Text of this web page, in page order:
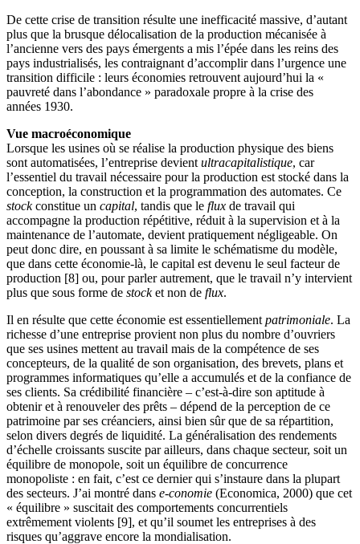
De cette crise de transition résulte une inefficacité massive, d’autant
plus que la brusque délocalisation de la production mécanisée à
l’ancienne vers des pays émergents a mis l’épée dans les reins des
pays industrialisés, les contraignant d’accomplir dans l’urgence une
transition difficile : leurs économies retrouvent aujourd’hui la «
pauvreté dans l’abondance » paradoxale propre à la crise des
années 1930.
Vue macroéconomique
Lorsque les usines où se réalise la production physique des biens
sont automatisées, l’entreprise devient ultracapitalistique, car
l’essentiel du travail nécessaire pour la production est stocké dans la
conception, la construction et la programmation des automates. Ce
stockconstitue un capital, tandis que le flux de travail qui
accompagne la production répétitive, réduit à la supervision et à la
maintenance de l’automate, devient pratiquement négligeable. On
peut donc dire, en poussant à sa limite le schématisme du modèle,
que dans cette économie-là, le capital est devenu le seul facteur de
production [8] ou, pour parler autrement, que le travail n’y intervient
plus que sous forme de stocket non de flux.
Il en résulte que cette économie est essentiellement patrimoniale. La
richesse d’une entreprise provient non plus du nombre d’ouvriers
que ses usines mettent au travail mais de la compétence de ses
concepteurs, de la qualité de son organisation, des brevets, plans et
programmes informatiques qu’elle a accumulés et de la confiance de
ses clients. Sa crédibilité financière – c’est-à-dire son aptitude à
obtenir et à renouveler des prêts – dépend de la perception de ce
patrimoine par ses créanciers, ainsi bien sûr que de sa répartition,
selon divers degrés de liquidité. La généralisation des rendements
d’échelle croissants suscite par ailleurs, dans chaque secteur, soit un
équilibre de monopole, soit un équilibre de concurrence
monopoliste : en fait, c’est ce dernier qui s’instaure dans la plupart
des secteurs. J’ai montré dans e-conomie (Economica, 2000) que cet
« équilibre » suscitait des comportements concurrentiels
extrêmement violents [9], et qu’il soumet les entreprises à des
risques qu’aggrave encore la mondialisation.